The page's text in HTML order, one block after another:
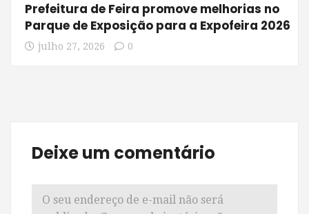
Prefeitura de Feira promove melhorias no
Parque de Exposição para a Expofeira 2026
julho 27, 2026 0
Deixe um comentário
O seu endereço de e-mail não será